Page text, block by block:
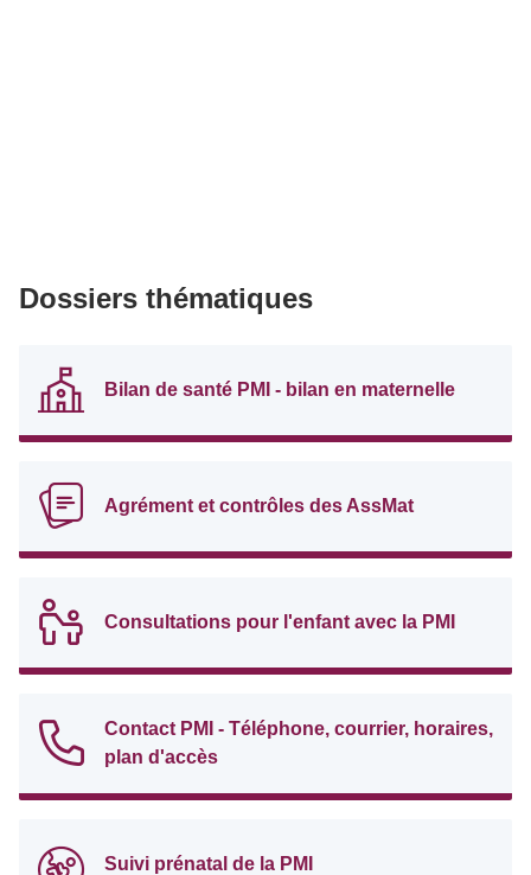
Dossiers thématiques
Bilan de santé PMI - bilan en maternelle
Agrément et contrôles des AssMat
Consultations pour l'enfant avec la PMI
Contact PMI - Téléphone, courrier, horaires,
plan d'accès
Suivi prénatal de la PMI